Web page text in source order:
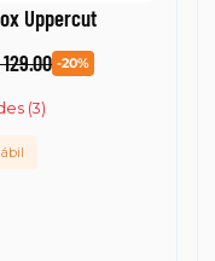
Uppercut
-20%
(3)